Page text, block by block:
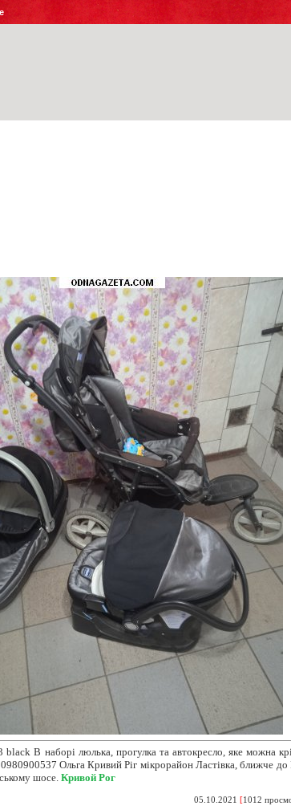
black В наборі люлька, прогулка та автокресло, яке можна
Ольга Кривий Ріг мікрорайон Ластівка, ближче до
шосе. Кривой Рог
05.10.2021 [1012